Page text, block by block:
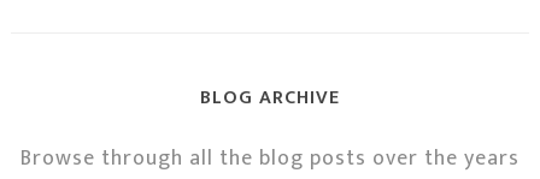
BLOG ARCHIVE
Browse through all the blog posts over the years